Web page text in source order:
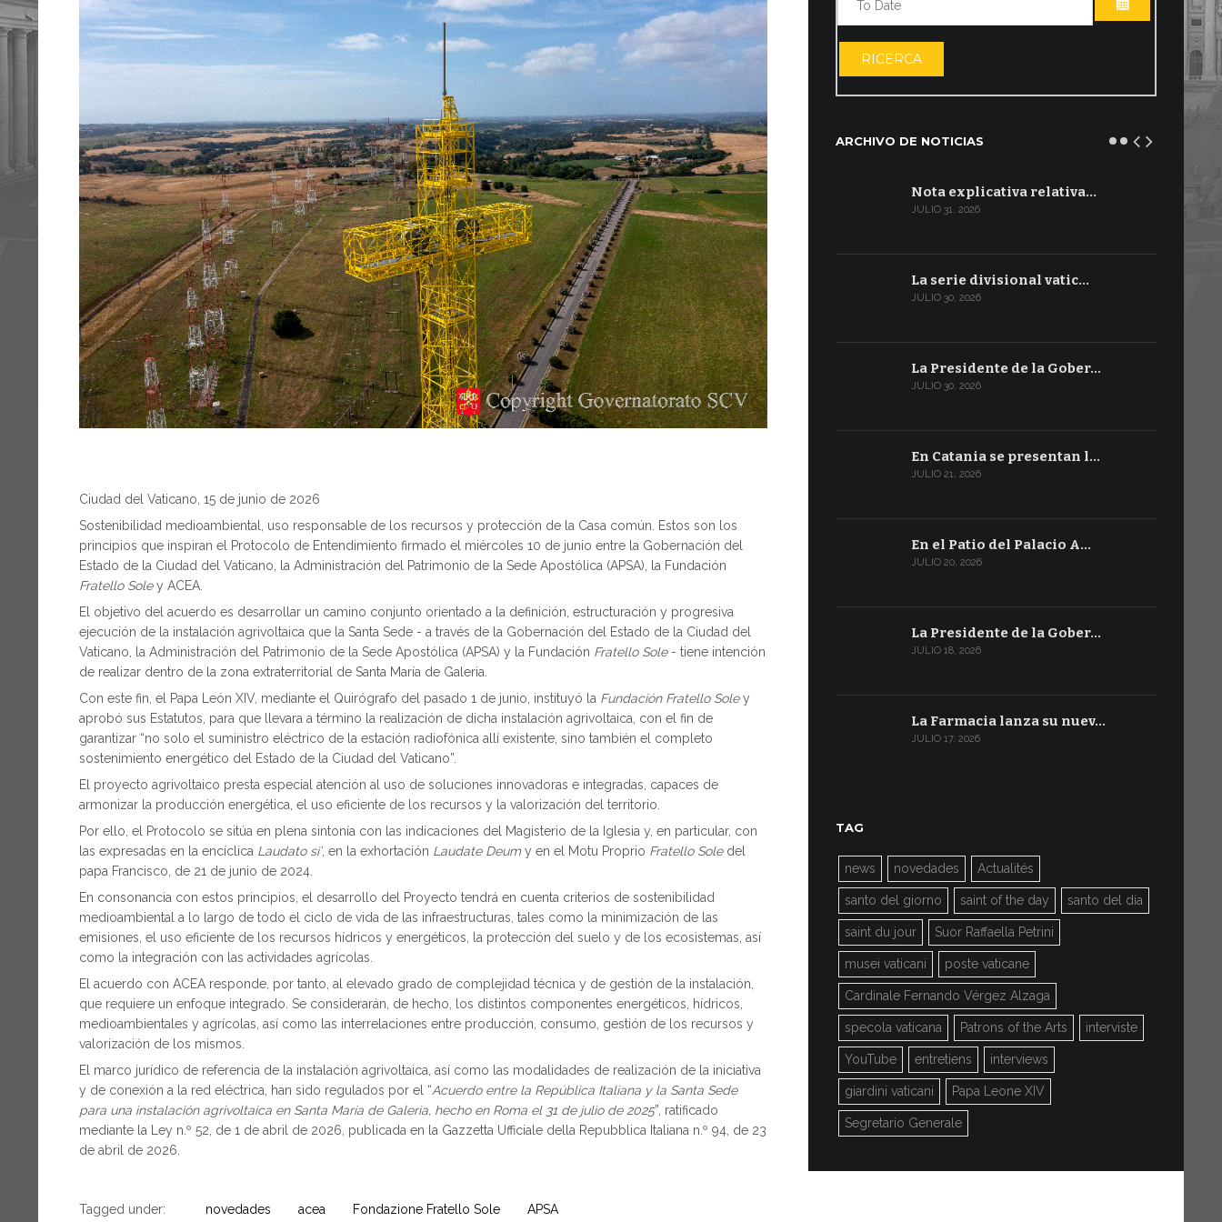
Ciudad del Vaticano, 15 de junio de 2026
Sostenibilidad medioambiental, uso responsable de los recursos y protección de la Casa común. Estos son los
principios que inspiran el Protocolo de Entendimiento firmado el miércoles 10 de junio entre la Gobernación del
Estado de la Ciudad del Vaticano, la Administración del Patrimonio de la Sede Apostólica (APSA), la Fundación
Fratello Soley ACEA.
El objetivo del acuerdo es desarrollar un camino conjunto orientado a la definición, estructuración y progresiva
ejecución de la instalación agrivoltaica que la Santa Sede - a través de la Gobernación del Estado de la Ciudad del
Vaticano, la Administración del Patrimonio de la Sede Apostólica (APSA) y la Fundación Fratello Sole- tiene intención
de realizar dentro de la zona extraterritorial de Santa María de Galeria.
Con este fin, el Papa León XIV, mediante el Quirógrafo del pasado 1 de junio, instituyó la Fundación Fratello Soley
aprobó sus Estatutos, para que llevara a término la realización de dicha instalación agrivoltaica, con el fin de
garantizar “no solo el suministro eléctrico de la estación radiofónica allí existente, sino también el completo
sostenimiento energético del Estado de la Ciudad del Vaticano”.
El proyecto agrivoltaico presta especial atención al uso de soluciones innovadoras e integradas, capaces de
armonizar la producción energética, el uso eficiente de los recursos y la valorización del territorio.
Por ello, el Protocolo se sitúa en plena sintonía con las indicaciones del Magisterio de la Iglesia y, en particular, con
las expresadas en la encíclica Laudato si’, en la exhortación Laudate Deum y en el Motu Proprio Fratello Soledel
papa Francisco, de 21 de junio de 2024.
En consonancia con estos principios, el desarrollo del Proyecto tendrá en cuenta criterios de sostenibilidad
medioambiental a lo largo de todo el ciclo de vida de las infraestructuras, tales como la minimización de las
emisiones, el uso eficiente de los recursos hídricos y energéticos, la protección del suelo y de los ecosistemas, así
como la integración con las actividades agrícolas.
El acuerdo con ACEA responde, por tanto, al elevado grado de complejidad técnica y de gestión de la instalación,
que requiere un enfoque integrado. Se considerarán, de hecho, los distintos componentes energéticos, hídricos,
medioambientales y agrícolas, así como las interrelaciones entre producción, consumo, gestión de los recursos y
valorización de los mismos.
El marco jurídico de referencia de la instalación agrivoltaica, así como las modalidades de realización de la iniciativa
y de conexión a la red eléctrica, han sido regulados por el “Acuerdo entre la República Italiana y la Santa Sede
para una instalación agrivoltaica en Santa María de Galeria, hecho en Roma el 31 de julio de 2025”, ratificado
mediante la Ley n.º 52, de 1 de abril de 2026, publicada en la Gazzetta Ufficiale della Repubblica Italiana n.º 94, de 23
de abril de 2026.
Tagged under: novedades acea Fondazione Fratello Sole APSA
ABRIR EL
RICERCA
ARCHIVO DE NOTICIAS
Nota explicativa relativa…
JULIO 31, 2026
La serie divisional vatic…
JULIO 30, 2026
La Presidente de la Gober…
JULIO 30, 2026
En Catania se presentan l…
JULIO 21, 2026
En el Patio del Palacio A…
JULIO 20, 2026
La Presidente de la Gober…
JULIO 18, 2026
La Farmacia lanza su nuev…
JULIO 17, 2026
TAG
news novedades Actualités
santo del giorno saint of the day santo del día
saint du jour Suor Raffaella Petrini
musei vaticani poste vaticane
Cardinale Fernando Vérgez Alzaga
specola vaticana Patrons of the Arts interviste
YouTube entretiens interviews
giardini vaticani Papa Leone XIV
Segretario Generale